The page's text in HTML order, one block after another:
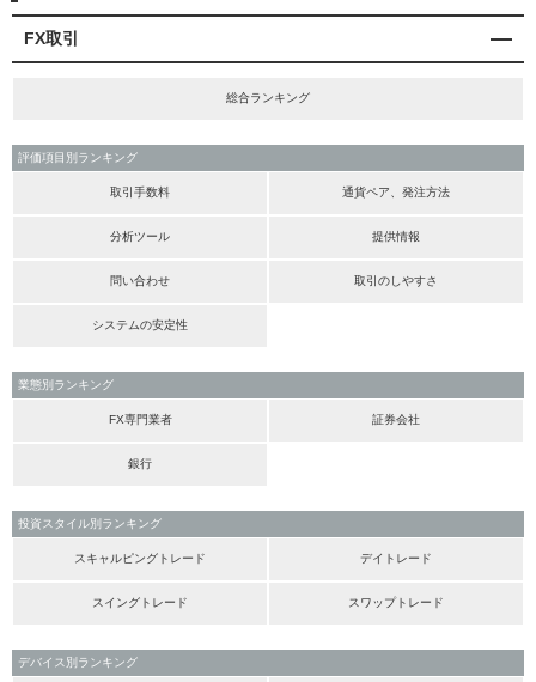
FX取引
総合ランキング
評価項目別ランキング
取引手数料 通貨ペア、発注方法
分析ツール 提供情報
問い合わせ 取引のしやすさ
システムの安定性
業態別ランキング
FX専門業者 証券会社
銀行
投資スタイル別ランキング
スキャルピングトレード デイトレード
スイングトレード スワップトレード
デバイス別ランキング